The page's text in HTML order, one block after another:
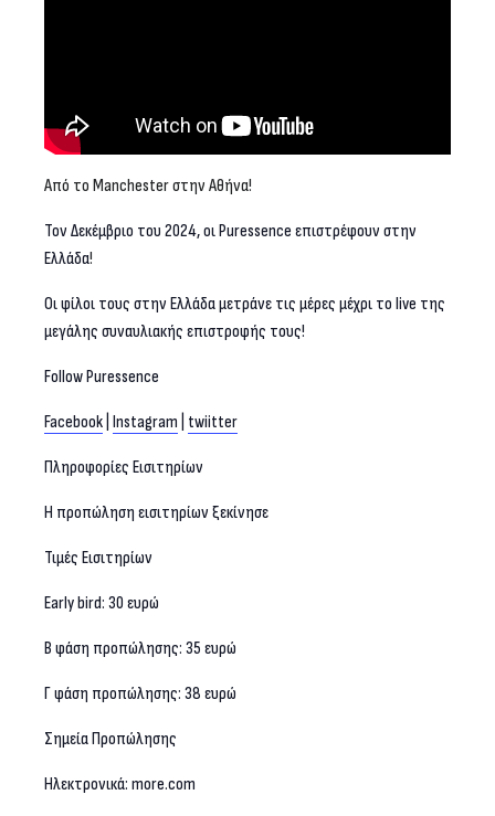
Από το Manchesterστην Αθήνα!
Τον Δεκέμβριο του 2024, οι Puressence επιστρέφουν στην
Ελλάδα!
Οι φίλοι τους στην Ελλάδα μετράνε τις μέρες μέχρι το live της
μεγάλης συναυλιακής επιστροφής τους!
Follow Puressence
Facebook Instagram twiitter
Πληροφορίες Εισιτηρίων
Η προπώληση εισιτηρίων ξεκίνησε
Τιμές Εισιτηρίων
Early bird: 30 ευρώ
Β φάση προπώλησης: 35 ευρώ
Γ φάση προπώλησης: 38 ευρώ
Σημεία Προπώλησης
Ηλεκτρονικά: more.com